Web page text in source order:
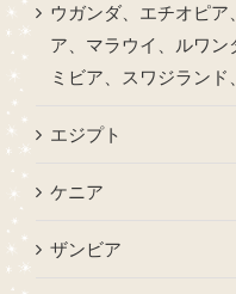
ウガンダ、エチオピ
ア、マラウイ、ルワ
ミビア、スワジランド
エジプト
ケニア
ザンビア